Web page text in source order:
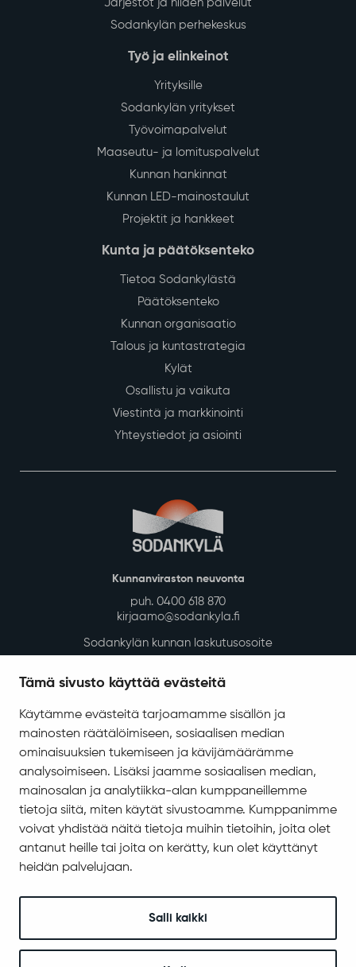
Tämä sivusto käyttää evästeitä
Käytämme evästeitä tarjoamamme sisällön ja
mainosten räätälöimiseen, sosiaalisen median
ominaisuuksien tukemiseen ja kävijämäärämme
analysoimiseen. Lisäksi jaamme sosiaalisen median,
mainosalan ja analytiikka-alan kumppaneillemme
tietoja siitä, miten käytät sivustoamme. Kumppanimme
voivat yhdistää näitä tietoja muihin tietoihin, joita olet
antanut heille tai joita on kerätty, kun olet käyttänyt
heidän palvelujaan.
Salli kaikki
Järjestöt ja niiden palvelut
Sodankylän perhekeskus
Työ ja elinkeinot
Yrityksille
Sodankylän yritykset
Työvoimapalvelut
Maaseutu- ja lomituspalvelut
Kunnan hankinnat
Kunnan LED-mainostaulut
Projektit ja hankkeet
Kunta ja päätöksenteko
Tietoa Sodankylästä
Päätöksenteko
Kunnan organisaatio
Talous ja kuntastrategia
Kylät
Osallistu ja vaikuta
Viestintä ja markkinointi
Yhteystiedot ja asiointi
Kunnanviraston neuvonta
puh. 0400 618 870
kirjaamo@sodankyla.fi
Sodankylän kunnan laskutusosoite
Asiakirjajulkisuuskuvaus
Evästeiden hallinta
Yhteystiedot
Jäämerentie 1, 99601 Sodankylä
Kaikki yhteystiedot
Henkilökunnan intranet
Seuraa meitä